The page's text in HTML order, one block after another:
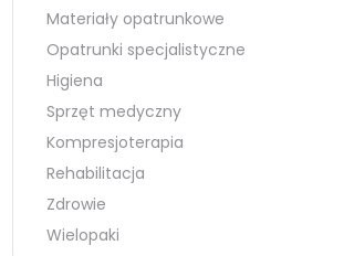
Materiały opatrunkowe
Opatrunki specjalistyczne
Higiena
Sprzęt medyczny
Kompresjoterapia
Rehabilitacja
Zdrowie
Wielopaki